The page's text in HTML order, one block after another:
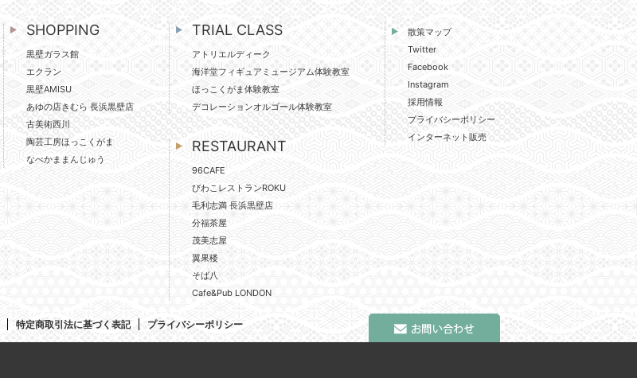
SHOPPING
黒壁ガラス館
エクラン
黒壁AMISU
あゆの店きむら 長浜黒壁店
古美術西川
陶芸工房ほっこくがま
なべかままんじゅう
TRIAL CLASS
アトリエルディーク
海洋堂フィギュアミュージアム体験教室
ほっこくがま体験教室
デコレーションオルゴール体験教室
RESTAURANT
96CAFE
びわこレストランROKU
毛利志満 長浜黒壁店
分福茶屋
茂美志屋
翼果楼
そば八
Cafe&Pub LONDON
散策マップ
Twitter
Facebook
Instagram
採用情報
プライバシーポリシー
インターネット販売
特定商取引法に基づく表記 プライバシーポリシー